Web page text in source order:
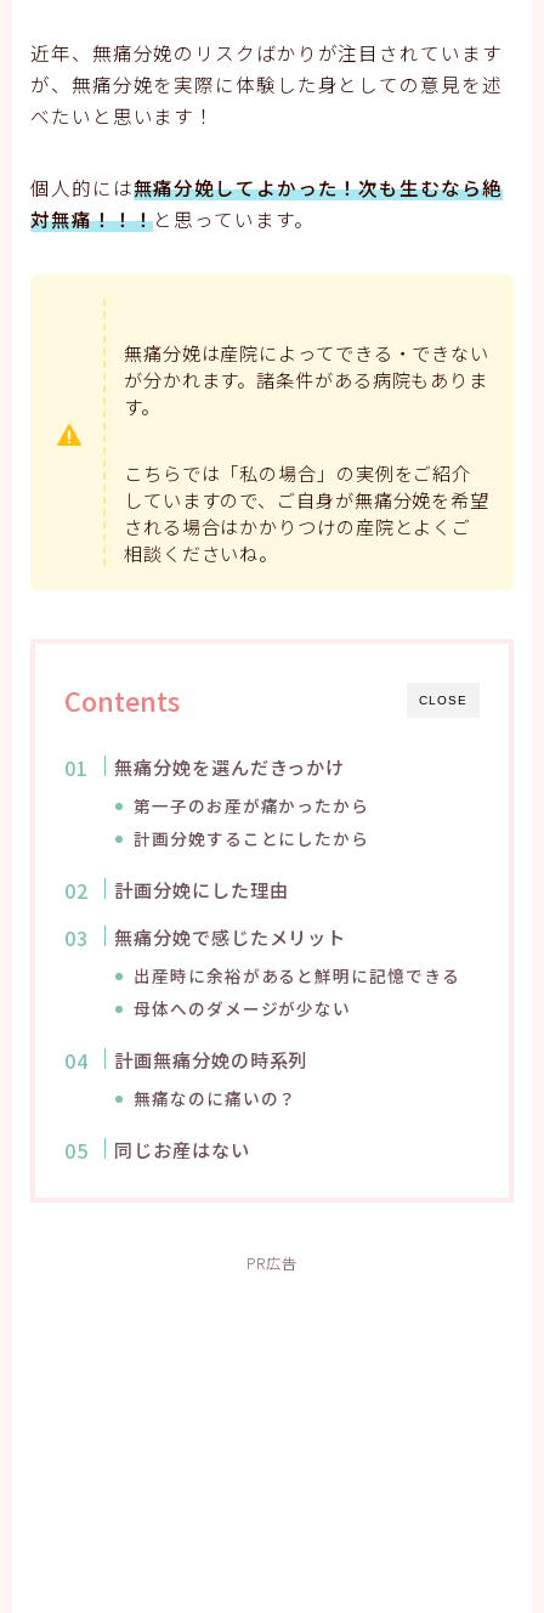
近年、無痛分娩のリスクばかりが注目されています
が、無痛分娩を実際に体験した身としての意見を述
べたいと思います！
個人的には無痛分娩してよかった！次も生むなら絶
対無痛！！！と思っています。
無痛分娩は産院によってできる・できない
が分かれます。諸条件がある病院もありま
す。
こちらでは「私の場合」の実例をご紹介
していますので、ご自身が無痛分娩を希望
される場合はかかりつけの産院とよくご
相談くださいね。
CLOSE
Contents
無痛分娩を選んだきっかけ
第一子のお産が痛かったから
計画分娩することにしたから
計画分娩にした理由
無痛分娩で感じたメリット
出産時に余裕があると鮮明に記憶できる
母体へのダメージが少ない
計画無痛分娩の時系列
無痛なのに痛いの？
同じお産はない
PR広告